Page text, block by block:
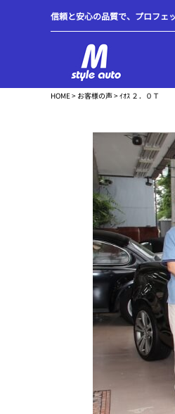
信頼と安心の品質で、プロフェ
HOME> お客様の声> ｲｵｽ ２．０Ｔ